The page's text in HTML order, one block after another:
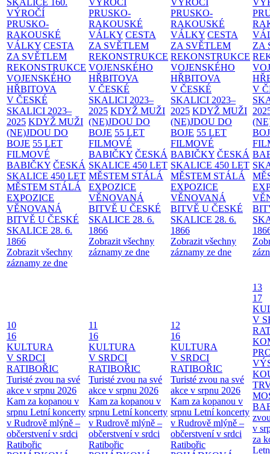
VÝROČÍ
PRUSKO-
RAKOUSKÉ
VÁLKY CESTA
ZA SVĚTLEM
REKONSTRUKCE
VOJENSKÉHO
HŘBITOVA
V ČESKÉ
SKALICI 2023–
2025 KDYŽ MUŽI
(NE)JDOU DO
BOJE 55 LET
FILMOVÉ
BABIČKY ČESKÁ
SKALICE 450 LET
MĚSTEM STÁLÁ
EXPOZICE
VĚNOVANÁ
BITVĚ U ČESKÉ
SKALICE 28. 6.
1866
Zobrazit všechny
záznamy ze dne
PRUSKO-
RAKOUSKÉ
VÁLKY CESTA
ZA SVĚTLEM
REKONSTRUKCE
VOJENSKÉHO
HŘBITOVA
V ČESKÉ
SKALICI 2023–
2025 KDYŽ MUŽI
(NE)JDOU DO
BOJE 55 LET
FILMOVÉ
BABIČKY ČESKÁ
SKALICE 450 LET
MĚSTEM STÁLÁ
EXPOZICE
VĚNOVANÁ
BITVĚ U ČESKÉ
SKALICE 28. 6.
1866
Zobrazit všechny
záznamy ze dne
PRUSKO-
RAKOUSKÉ
VÁLKY CESTA
ZA SVĚTLEM
REKONSTRUKCE
VOJENSKÉHO
HŘBITOVA
V ČESKÉ
SKALICI 2023–
2025 KDYŽ MUŽI
(NE)JDOU DO
BOJE 55 LET
FILMOVÉ
BABIČKY ČESKÁ
SKALICE 450 LET
MĚSTEM STÁLÁ
EXPOZICE
VĚNOVANÁ
BITVĚ U ČESKÉ
SKALICE 28. 6.
1866
Zobrazit všechny
záznamy ze dne
ZA
V
10
16
KULTURA
V SRDCI
RATIBOŘIC
Turisté zvou na své
akce v srpnu 2026
Kam za kopanou v
srpnu Letní koncerty
v Rudrově mlýně –
občerstvení v srdci
Ratibořic
11
16
KULTURA
V SRDCI
RATIBOŘIC
Turisté zvou na své
akce v srpnu 2026
Kam za kopanou v
srpnu Letní koncerty
v Rudrově mlýně –
občerstvení v srdci
Ratibořic
12
16
KULTURA
V SRDCI
RATIBOŘIC
Turisté zvou na své
akce v srpnu 2026
Kam za kopanou v
srpnu Letní koncerty
v Rudrově mlýně –
občerstvení v srdci
Ratibořic
13
17
V
v
za